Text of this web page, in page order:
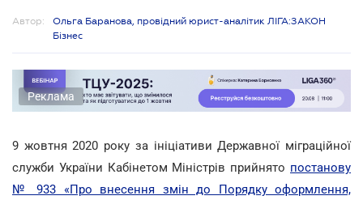
Автор:
Ольга Баранова, провідний юрист-аналітик ЛІГА:ЗАКОН
Бізнес
Реклама
9 жовтня 2020 року за ініціативи Державної міграційної
служби України Кабінетом Міністрів прийнято постанову
№ 933 «Про внесення змін до Порядку оформлення,